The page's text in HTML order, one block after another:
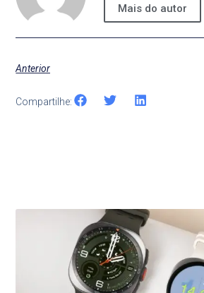
Mais do autor
Anterior
Compartilhe:
Últimas